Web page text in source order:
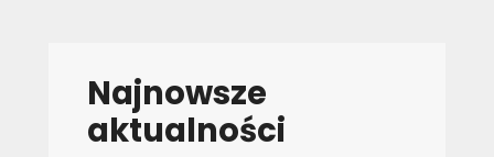
Najnowsze
aktualności